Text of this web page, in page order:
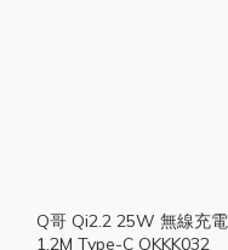
Q哥 Qi2.2 25W 無線充
1.2M Type-C QKKK032